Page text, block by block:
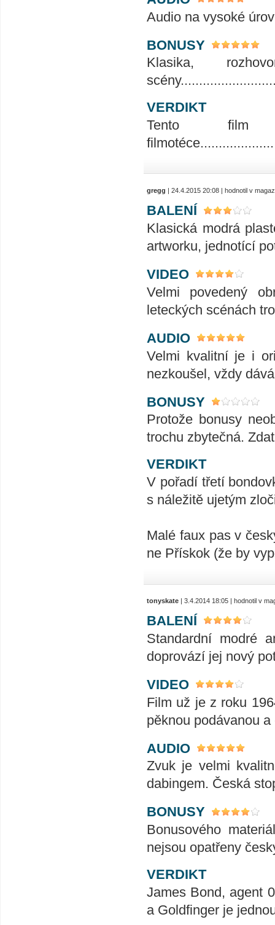
Audio na vysoké
BONUSY
Klasika,
VERDIKT
Tento
gregg | 24.4.2015 20:08 | hodnotil v
BALENÍ
Klasická modrá
artworku, jednotící
VIDEO
Velmi povedený
leteckých scénách
AUDIO
Velmi kvalitní je i
nezkoušel, vždy
BONUSY
Protože bonusy
trochu zbytečná.
VERDIKT
V pořadí třetí
s náležitě ujetým
Malé faux pas v
ne Přískok (že by
tonyskate | 3.4.2014 18:05 | hodnotil v
BALENÍ
Standardní modré
doprovází jej nový
VIDEO
Film už je z roku
pěknou podávanou
AUDIO
Zvuk je velmi
dabingem. Česká
BONUSY
Bonusového
nejsou opatřeny
VERDIKT
James Bond, agent
a Goldfinger je